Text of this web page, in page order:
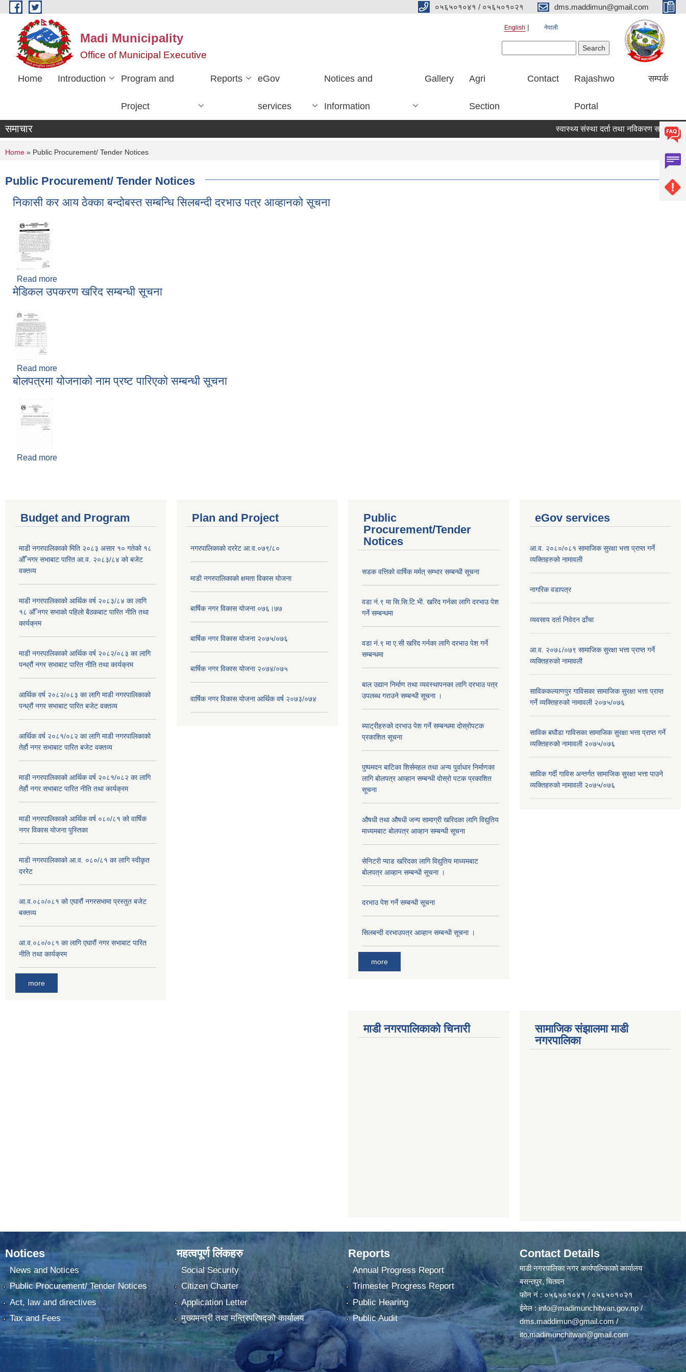
Skip to main content ०५६५०१०४१ / ०५६५०१०२१ dms.maddimun@gmail.com
Madi Municipality
Office of Municipal Executive
English नेपाली
Home Introduction Program and
Project
Reports eGov
services
Notices and
Information
Gallery Agri
Section
Contact Rajashwo
Portal
सम्पर्क
समाचार स्वास्थ्य संस्था दर्ता तथा नविकरण सम्बन्धी सूचना
You are here
Home » Public Procurement/ Tender Notices
Public Procurement/ Tender Notices
निकासी कर आय ठेक्का बन्दोबस्त सम्बन्धि सिलबन्दी दरभाउ पत्र आव्हानको सूचना
Read more
मेडिकल उपकरण खरिद सम्बन्धी सूचना
Read more
बोलपत्रमा योजनाको नाम प्रष्ट पारिएको सम्बन्धी सूचना
Read more
Budget and Program
माडी नगरपालिकाको मिति २०८३ असार १० गतेको १८
औँ नगर सभाबाट पारित आ.व. २०८३/८४ को बजेट
वक्तव्य
माडी नगरपालिकाको आर्थिक वर्ष २०८३/८४ का लागि
१८ औँ नगर सभाको पहिलो बैठकबाट पारित नीति तथा
कार्यक्रम
माडी नगरपालिकाको आर्थिक वर्ष २०८२/०८३ का लागि
पन्ध्रौं नगर सभाबाट पारित नीति तथा कार्यक्रम
आर्थिक वर्ष २०८२/०८३ का लागि माडी नगरपालिकाको
पन्ध्रौं नगर सभाबाट पारित बजेट वक्तव्य
आर्थिक वर्ष २०८१/०८२ का लागि माडी नगरपालिकाको
तेर्हौ नगर सभाबाट पारित बजेट वक्तव्य
माडी नगरपालिकाको आर्थिक वर्ष २०८१/०८२ का लागि
तेर्हौ नगर सभाबाट पारित नीति तथा कार्यक्रम
माडी नगरपालिकाको आर्थिक वर्ष ०८०/८१ को वार्षिक
नगर विकास योजना पुस्तिका
माडी नगरपालिकाको आ.व. ०८०/८१ का लागि स्वीकृत
दररेट
आ.व.०८०/०८१ को एघारौं नगरसभामा प्रस्तुत बजेट
बक्तव्य
आ.व.०८०/०८१ का लागि एघारौं नगर सभाबाट पारित
नीति तथा कार्यक्रम
more
Plan and Project
नगरपालिकाको दररेट आ.व.०७९/८०
माडी नगरपालिकाको क्षमता विकास योजना
बार्षिक नगर विकास योजना ०७६।७७
बार्षिक नगर विकास योजना २०७५/०७६
बार्षिक नगर विकास योजना २०७४/०७५
वार्षिक नगर विकास योजना आर्थिक वर्ष २०७३/०७४
Public
Procurement/Tender
Notices
सडक वत्तिको वार्षिक मर्मत् सम्भार सम्बन्धी सूचना
वडा नं.९ मा सि.सि.टि.भी. खरिद गर्नका लागि दरभाउ पेश
गर्ने सम्बन्धमा
वडा नं.९ मा ए.सी खरिद गर्नका लागि दरभाउ पेश गर्ने
सम्बन्धमा
बाल उद्यान निर्माण तथा व्यवस्थापनका लागि दरभाउ पत्र
उपलब्ध गराउने सम्बन्धी सूचना ।
ब्याट्रीहरुको दरभाउ पेश गर्ने सम्बन्धमा दोस्रोपटक
प्रकाशित सूचना
पुष्पमदन बाटिका शिर्समहल तथा अन्य पुर्वाधार निर्माणका
लागि बोलपत्र आव्हान सम्बन्धी दोस्रो पटक प्रकाशित
सूचना
औषधी तथा औषधी जन्य सामाग्री खरिदका लागि विद्युतिय
माध्यमबाट बोलपत्र आव्हान सम्बन्धी सूचना
सेनिटरी प्याड खरिदका लागि विद्युतिय माध्यमबाट
बोलपत्र आव्हान सम्बन्धी सूचना ।
दरभाउ पेश गर्ने सम्बन्धी सूचना
सिलबन्दी दरभाउपत्र आव्हान सम्बन्धी सूचना ।
more
eGov services
आ.व. २०८०/०८१ सामाजिक सुरक्षा भत्ता प्राप्त गर्ने
व्यक्तिहरुको नामावली
नागरिक वडापत्र
व्यवसाय दर्ता निवेदन ढाँचा
आ.व. २०७८/०७९ सामाजिक सुरक्षा भत्ता प्राप्त गर्ने
व्यक्तिहरुको नामावली
साविककल्याणपुर गाविसका सामाजिक सुरक्षा भत्ता प्राप्त
गर्ने व्यक्तिहरुको नामावली २०७५/०७६
साविक बघौडा गाविसका सामाजिक सुरक्षा भत्ता प्राप्त गर्ने
व्यक्तिहरुको नामावली २०७५/०७६
साविक गर्दी गाविस अन्तर्गत सामाजिक सुरक्षा भत्ता पाउने
व्यक्तिहरुको नामावली २०७५/०७६
माडी नगरपालिकाको चिनारी
सामाजिक संझालमा माडी
नगरपालिका
Notices
News and Notices
Public Procurement/ Tender Notices
Act, law and directives
Tax and Fees
महत्वपूर्ण लिंकहरु
Social Security
Citizen Charter
Application Letter
मुख्यमन्त्री तथा मन्त्रिपरिषद्को कार्यालय
Reports
Annual Progress Report
Trimester Progress Report
Public Hearing
Public Audit
Contact Details
माडी नगरपालिका नगर कार्यपालिकाको कार्यालय
बसन्तपुर, चितवन
फोन नं : ०५६५०१०४१ / ०५६५०१०२१
ईमेल :info@madimunchitwan.gov.np /
dms.maddimun@gmail.com/
ito.madimunchitwan@gmail.com